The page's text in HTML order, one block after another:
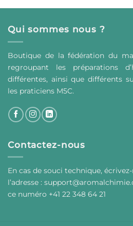
Qui sommes nous ?
Boutique de la fédération du
regroupant les préparations
différentes, ainsi que différents
les praticiens M5C.
Contactez-nous
En cas de souci technique,
l’adresse :
ce numéro +41 22 348 64 21